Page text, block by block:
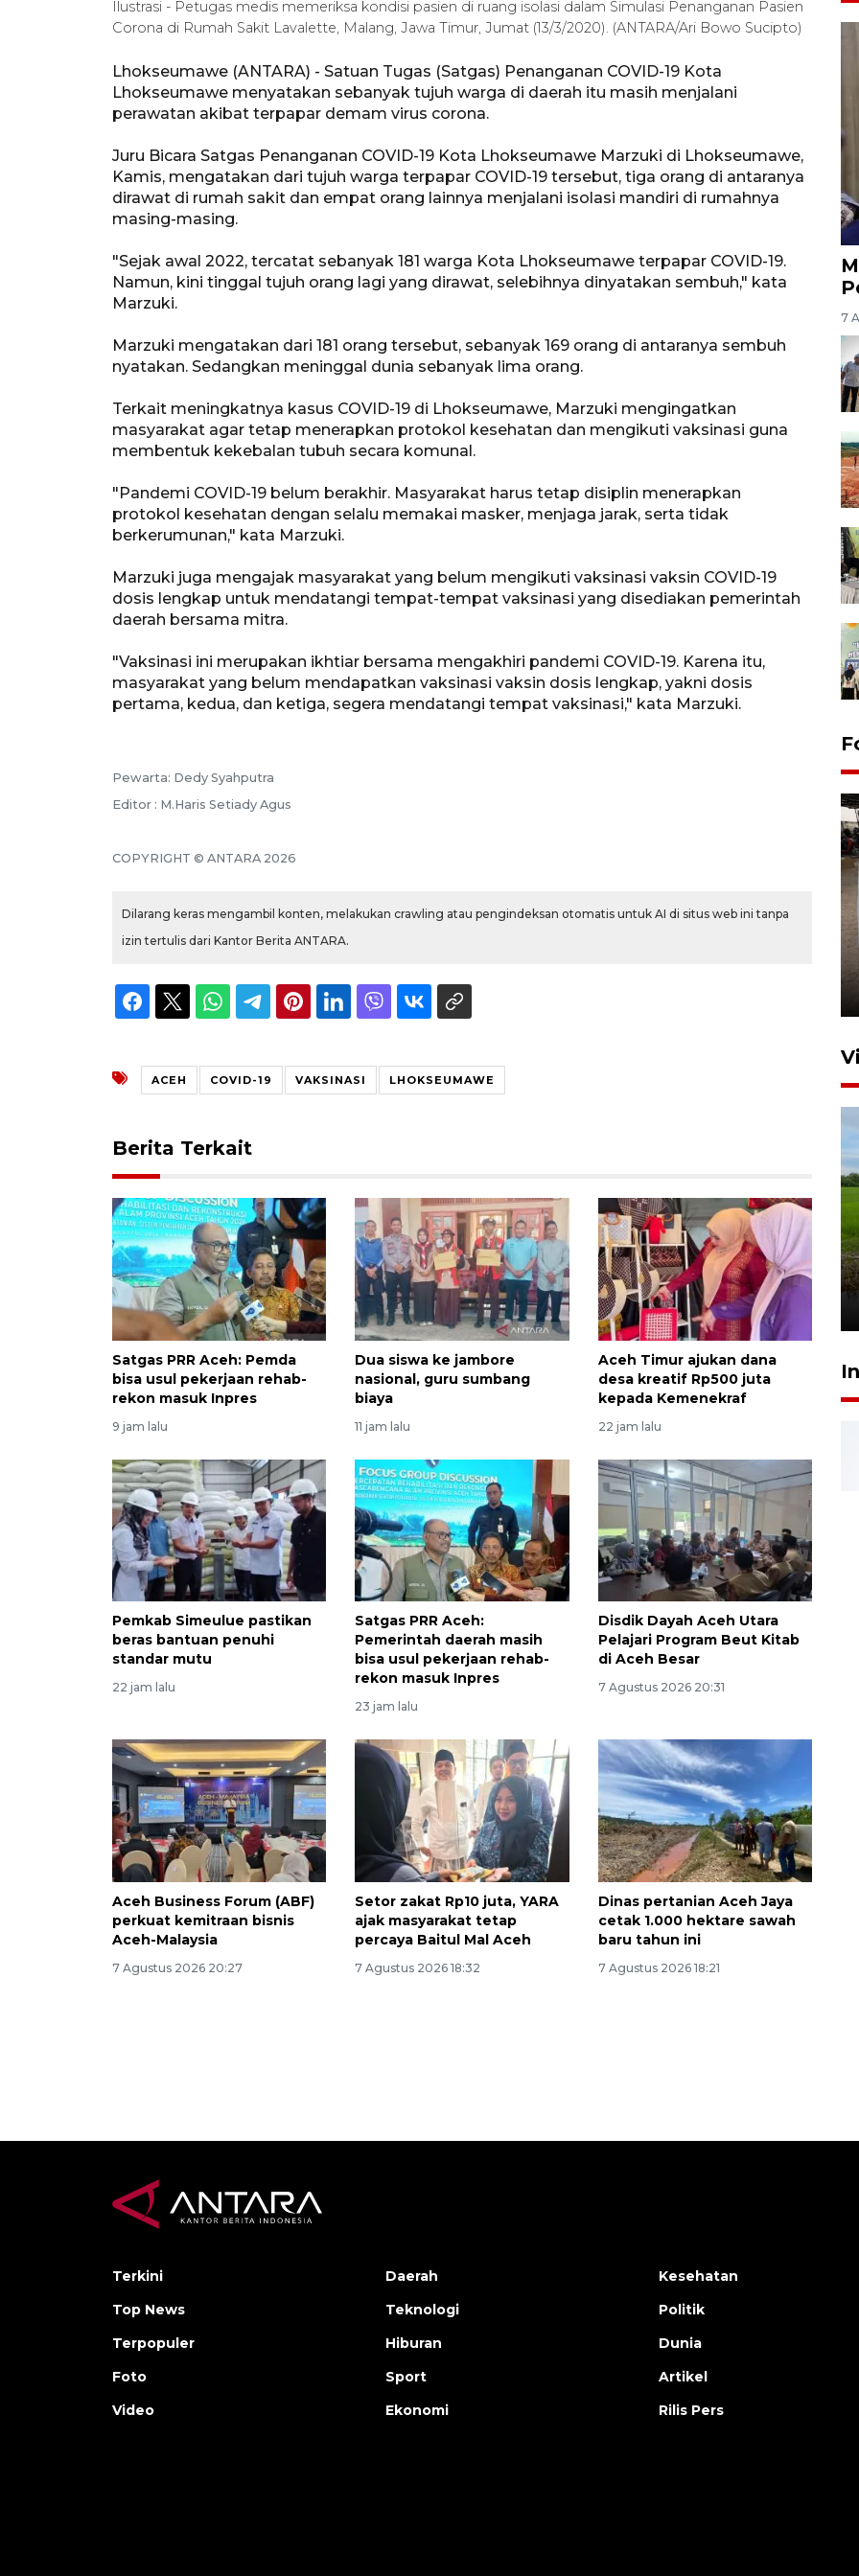
Ilustrasi - Petugas medis memeriksa kondisi pasien di ruang isolasi dalam Simulasi Penanganan Pasien
Corona di Rumah Sakit Lavalette, Malang, Jawa Timur, Jumat (13/3/2020). (ANTARA/Ari Bowo Sucipto)
Lhokseumawe (ANTARA) - Satuan Tugas (Satgas) Penanganan COVID-19 Kota
Lhokseumawe menyatakan sebanyak tujuh warga di daerah itu masih menjalani
perawatan akibat terpapar demam virus corona.
Juru Bicara Satgas Penanganan COVID-19 Kota Lhokseumawe Marzuki di Lhokseumawe,
Kamis, mengatakan dari tujuh warga terpapar COVID-19 tersebut, tiga orang di antaranya
dirawat di rumah sakit dan empat orang lainnya menjalani isolasi mandiri di rumahnya
masing-masing.
"Sejak awal 2022, tercatat sebanyak 181 warga Kota Lhokseumawe terpapar COVID-19.
Namun, kini tinggal tujuh orang lagi yang dirawat, selebihnya dinyatakan sembuh," kata
Marzuki.
Marzuki mengatakan dari 181 orang tersebut, sebanyak 169 orang di antaranya sembuh
nyatakan. Sedangkan meninggal dunia sebanyak lima orang.
Terkait meningkatnya kasus COVID-19 di Lhokseumawe, Marzuki mengingatkan
masyarakat agar tetap menerapkan protokol kesehatan dan mengikuti vaksinasi guna
membentuk kekebalan tubuh secara komunal.
"Pandemi COVID-19 belum berakhir. Masyarakat harus tetap disiplin menerapkan
protokol kesehatan dengan selalu memakai masker, menjaga jarak, serta tidak
berkerumunan," kata Marzuki.
Marzuki juga mengajak masyarakat yang belum mengikuti vaksinasi vaksin COVID-19
dosis lengkap untuk mendatangi tempat-tempat vaksinasi yang disediakan pemerintah
daerah bersama mitra.
"Vaksinasi ini merupakan ikhtiar bersama mengakhiri pandemi COVID-19. Karena itu,
masyarakat yang belum mendapatkan vaksinasi vaksin dosis lengkap, yakni dosis
pertama, kedua, dan ketiga, segera mendatangi tempat vaksinasi," kata Marzuki.
Pewarta: Dedy Syahputra
Editor : M.Haris Setiady Agus
COPYRIGHT © ANTARA 2026
Dilarang keras mengambil konten, melakukan crawling atau pengindeksan otomatis untuk AI di situs web ini tanpa
izin tertulis dari Kantor Berita ANTARA.
ACEH COVID-19 VAKSINASI LHOKSEUMAWE
Berita Terkait
Satgas PRR Aceh: Pemda
bisa usul pekerjaan rehab-
rekon masuk Inpres
9 jam lalu
Dua siswa ke jambore
nasional, guru sumbang
biaya
11 jam lalu
Aceh Timur ajukan dana
desa kreatif Rp500 juta
kepada Kemenekraf
22 jam lalu
Pemkab Simeulue pastikan
beras bantuan penuhi
standar mutu
22 jam lalu
Satgas PRR Aceh:
Pemerintah daerah masih
bisa usul pekerjaan rehab-
rekon masuk Inpres
23 jam lalu
Disdik Dayah Aceh Utara
Pelajari Program Beut Kitab
di Aceh Besar
7 Agustus 2026 20:31
Aceh Business Forum (ABF)
perkuat kemitraan bisnis
Aceh-Malaysia
7 Agustus 2026 20:27
Setor zakat Rp10 juta, YARA
ajak masyarakat tetap
percaya Baitul Mal Aceh
7 Agustus 2026 18:32
Dinas pertanian Aceh Jaya
cetak 1.000 hektare sawah
baru tahun ini
7 Agustus 2026 18:21
7
Program Taruna Bakti
Kepolisian latih siswa Sekolah
Rakyat Lhokseumawe
3 Agustus 2026 19:15
160 ribu sambungan baru
Terkini
Top News
Terpopuler
Foto
Video
Daerah
Teknologi
Hiburan
Sport
Ekonomi
Kesehatan
Politik
Dunia
Artikel
Rilis Pers